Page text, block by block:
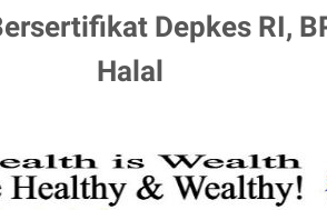
Depkes RI,
Halal